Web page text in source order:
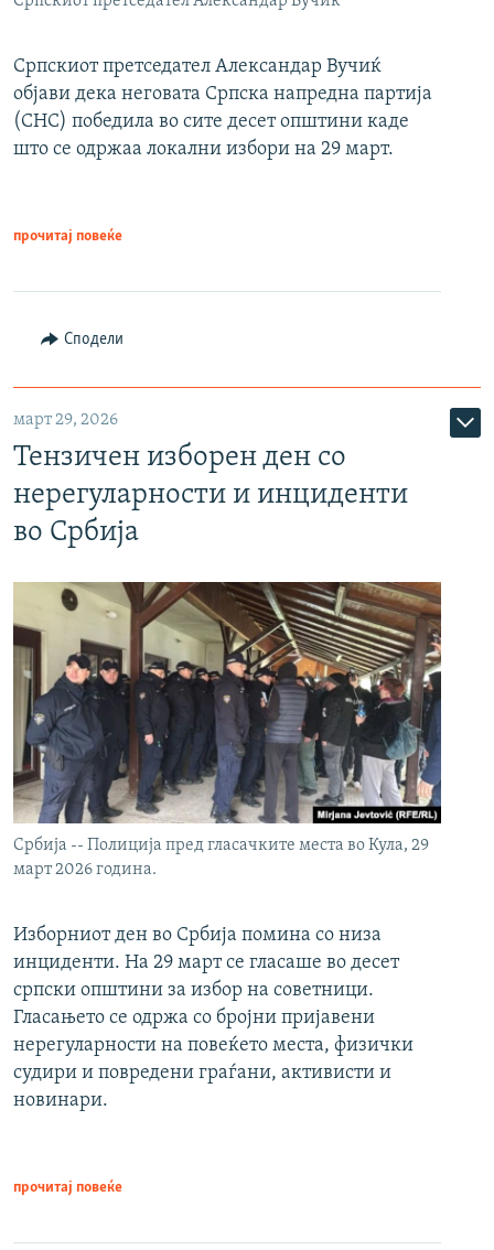
Српскиот претседател Александар Вучиќ
објави дека неговата Српска напредна партија
(СНС) победила во сите десет општини каде
што се одржаа локални избори на 29 март.
прочитај повеќе
Сподели
март 29, 2026
Тензичен изборен ден со
нерегуларности и инциденти
во Србија
Србија -- Полиција пред гласачките места во Кула, 29
март 2026 година.
Изборниот ден во Србија помина со низа
инциденти. На 29 март се гласаше во десет
српски општини за избор на советници.
Гласањето се одржа со бројни пријавени
нерегуларности на повеќето места, физички
судири и повредени граѓани, активисти и
новинари.
прочитај повеќе